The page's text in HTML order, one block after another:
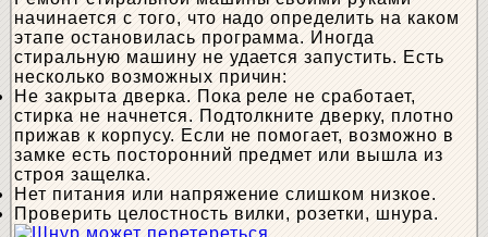
начинается с того, что надо определить на каком
этапе остановилась программа. Иногда
стиральную машину не удается запустить. Есть
несколько возможных причин:
Не закрыта дверка. Пока реле не сработает,
стирка не начнется. Подтолкните дверку, плотно
прижав к корпусу. Если не помогает, возможно в
замке есть посторонний предмет или вышла из
строя защелка.
Нет питания или напряжение слишком низкое.
Проверить целостность вилки, розетки, шнура.